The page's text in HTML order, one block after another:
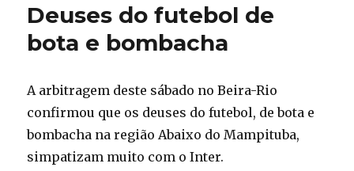
Deuses do futebol de
bota e bombacha
A arbitragem deste sábado no Beira-Rio
confirmou que os deuses do futebol, de bota e
bombacha na região Abaixo do Mampituba,
simpatizam muito com o Inter.